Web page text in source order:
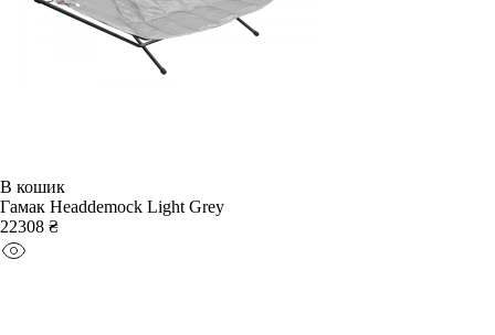
В кошик
Гамак Headdemock Light Grey
22308 ₴